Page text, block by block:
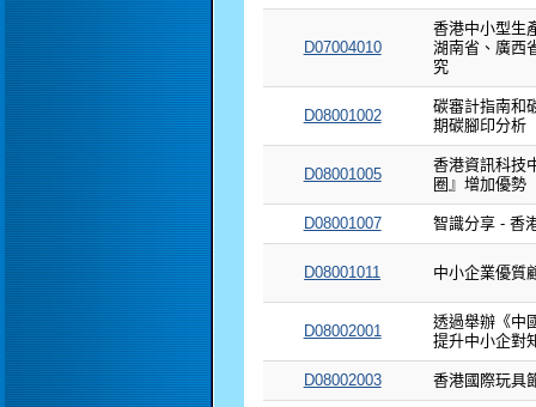
D07004010
香港中小型生
湖南省、廣西
究
D08001002
碳審計指南和
期碳腳印分析
D08001005
香港資訊科技
圈』增加優勢
D08001007 智識分享 - 香
D08001011 中小企業優質
D08002001
透過舉辦《中
提升中小企對
D08002003 香港國際玩具